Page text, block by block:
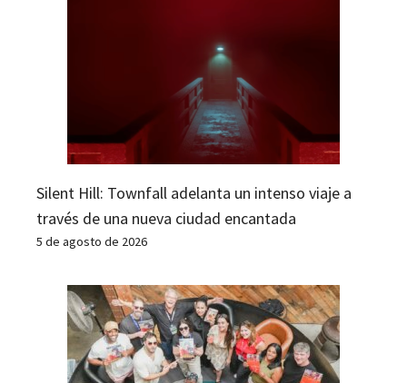
Silent Hill: Townfall adelanta un intenso viaje a
través de una nueva ciudad encantada
5 de agosto de 2026